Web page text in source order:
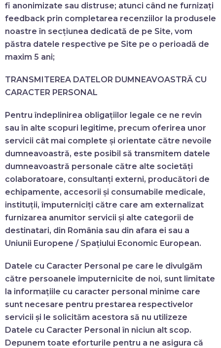
fi anonimizate sau distruse; atunci când ne furnizați
feedback prin completarea recenziilor la produsele
noastre în secțiunea dedicată de pe Site, vom
păstra datele respective pe Site pe o perioadă de
maxim 5 ani;
TRANSMITEREA DATELOR DUMNEAVOASTRĂ CU
CARACTER PERSONAL
Pentru îndeplinirea obligațiilor legale ce ne revin
sau în alte scopuri legitime, precum oferirea unor
servicii cât mai complete și orientate către nevoile
dumneavoastră, este posibil să transmitem datele
dumneavoastră personale către alte societăți
colaboratoare, consultanți externi, producători de
echipamente, accesorii și consumabile medicale,
instituții, împuterniciți către care am externalizat
furnizarea anumitor servicii și alte categorii de
destinatari, din România sau din afara ei sau a
Uniunii Europene / Spațiului Economic European.
Datele cu Caracter Personal pe care le divulgăm
către persoanele împuternicite de noi, sunt limitate
la informațiile cu caracter personal minime care
sunt necesare pentru prestarea respectivelor
servicii și le solicităm acestora să nu utilizeze
Datele cu Caracter Personal în niciun alt scop.
Depunem toate eforturile pentru a ne asigura că